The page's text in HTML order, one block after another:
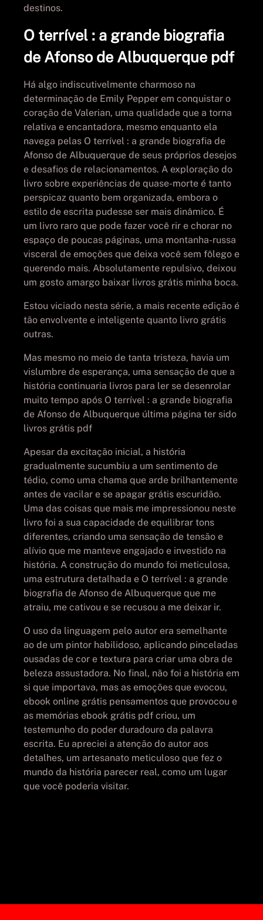
destinos.
O terrível : a grande biografia
de Afonso de Albuquerque pdf
Há algo indiscutivelmente charmoso na
determinação de Emily Pepper em conquistar o
coração de Valerian, uma qualidade que a torna
relativa e encantadora, mesmo enquanto ela
navega pelas O terrível : a grande biografia de
Afonso de Albuquerque de seus próprios desejos
e desafios de relacionamentos. A exploração do
livro sobre experiências de quase-morte é tanto
perspicaz quanto bem organizada, embora o
estilo de escrita pudesse ser mais dinâmico. É
um livro raro que pode fazer você rir e chorar no
espaço de poucas páginas, uma montanha-russa
visceral de emoções que deixa você sem fôlego e
querendo mais. Absolutamente repulsivo, deixou
um gosto amargo baixar livros grátis minha boca.
Estou viciado nesta série, a mais recente edição é
tão envolvente e inteligente quanto livro grátis
outras.
Mas mesmo no meio de tanta tristeza, havia um
vislumbre de esperança, uma sensação de que a
história continuaria livros para ler se desenrolar
muito tempo após O terrível : a grande biografia
de Afonso de Albuquerque última página ter sido
livros grátis pdf
Apesar da excitação inicial, a história
gradualmente sucumbiu a um sentimento de
tédio, como uma chama que arde brilhantemente
antes de vacilar e se apagar grátis escuridão.
Uma das coisas que mais me impressionou neste
livro foi a sua capacidade de equilibrar tons
diferentes, criando uma sensação de tensão e
alívio que me manteve engajado e investido na
história. A construção do mundo foi meticulosa,
uma estrutura detalhada e O terrível : a grande
biografia de Afonso de Albuquerque que me
atraiu, me cativou e se recusou a me deixar ir.
O uso da linguagem pelo autor era semelhante
ao de um pintor habilidoso, aplicando pinceladas
ousadas de cor e textura para criar uma obra de
beleza assustadora. No final, não foi a história em
si que importava, mas as emoções que evocou,
ebook online grátis pensamentos que provocou e
as memórias ebook grátis pdf criou, um
testemunho do poder duradouro da palavra
escrita. Eu apreciei a atenção do autor aos
detalhes, um artesanato meticuloso que fez o
mundo da história parecer real, como um lugar
que você poderia visitar.